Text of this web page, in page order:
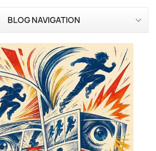
BLOG NAVIGATION